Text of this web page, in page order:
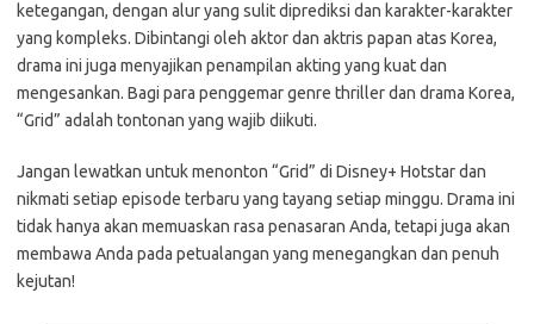
ketegangan, dengan alur yang sulit diprediksi dan karakter-karakter
yang kompleks. Dibintangi oleh aktor dan aktris papan atas Korea,
drama ini juga menyajikan penampilan akting yang kuat dan
mengesankan. Bagi para penggemar genre thriller dan drama Korea,
“Grid” adalah tontonan yang wajib diikuti.
Jangan lewatkan untuk menonton “Grid” di Disney+ Hotstar dan
nikmati setiap episode terbaru yang tayang setiap minggu. Drama ini
tidak hanya akan memuaskan rasa penasaran Anda, tetapi juga akan
membawa Anda pada petualangan yang menegangkan dan penuh
kejutan!